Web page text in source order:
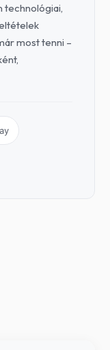
technológiai,
most tenni –